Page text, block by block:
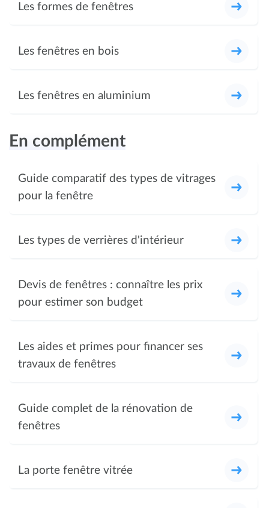
Les formes de fenêtres
Les fenêtres en bois
Les fenêtres en aluminium
En complément
Guide comparatif des types de vitrages
pour la fenêtre
Les types de verrières d'intérieur
Devis de fenêtres : connaître les prix
pour estimer son budget
Les aides et primes pour financer ses
travaux de fenêtres
Guide complet de la rénovation de
fenêtres
La porte fenêtre vitrée